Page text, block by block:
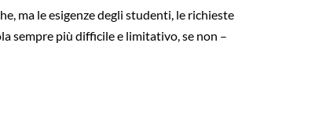
ma le esigenze degli studenti, le richieste
sempre più difficile e limitativo, se non –